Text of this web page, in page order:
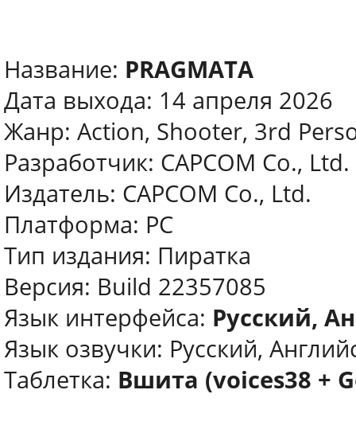
Название: PRAGMATA
Дата выхода: 14 апреля 2026
Жанр: Action, Shooter, 3rd
Разработчик: CAPCOM Co., Ltd.
Издатель: CAPCOM Co., Ltd.
Платформа: PC
Тип издания: Пиратка
Версия: Build 22357085
Язык интерфейса: Русский,
Язык озвучки: Русский,
Таблетка: Вшита (voices38 +